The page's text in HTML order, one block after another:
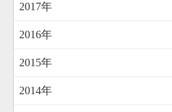
2017年
2016年
2015年
2014年